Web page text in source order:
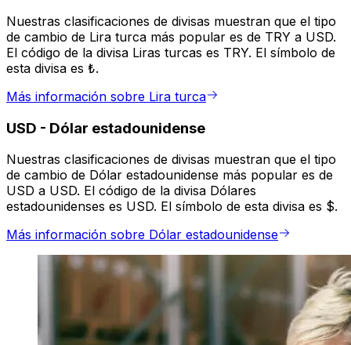
Nuestras clasificaciones de divisas muestran que el tipo
de cambio de Lira turca más popular es de TRY a USD.
El código de la divisa Liras turcas es TRY. El símbolo de
esta divisa es ₺.
Más información sobre Lira turca
USD - Dólar estadounidense
Nuestras clasificaciones de divisas muestran que el tipo
de cambio de Dólar estadounidense más popular es de
USD a USD. El código de la divisa Dólares
estadounidenses es USD. El símbolo de esta divisa es $.
Más información sobre Dólar estadounidense